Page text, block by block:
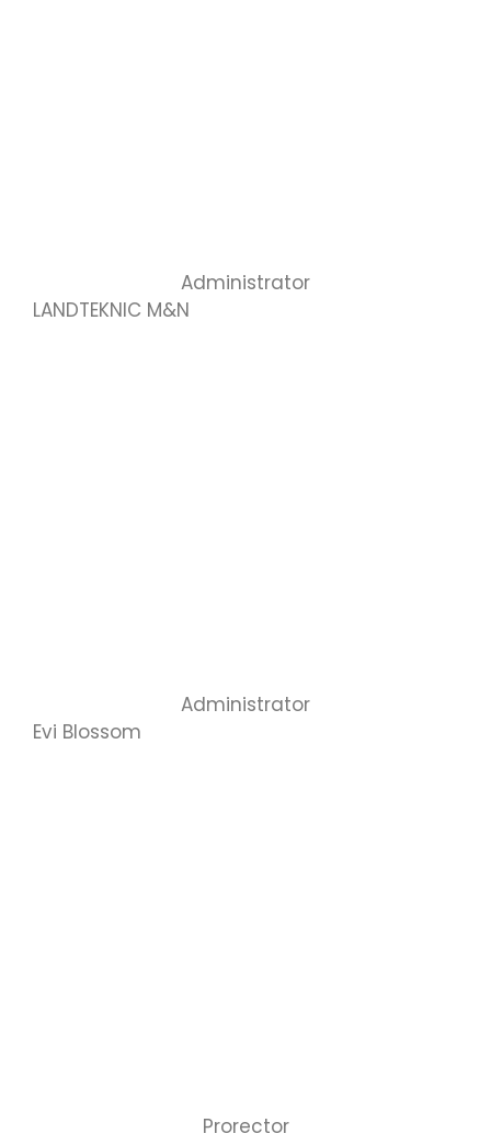
Administrator
LANDTEKNIC M&N
Administrator
Evi Blossom
Prorector